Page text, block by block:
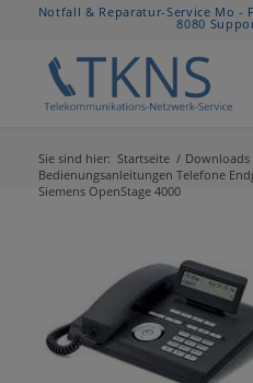
Notfall & Reparatur-Service Mo -
8080
Sie sind hier: Startseite / Downloads
Bedienungsanleitungen Telefone
Siemens OpenStage 4000